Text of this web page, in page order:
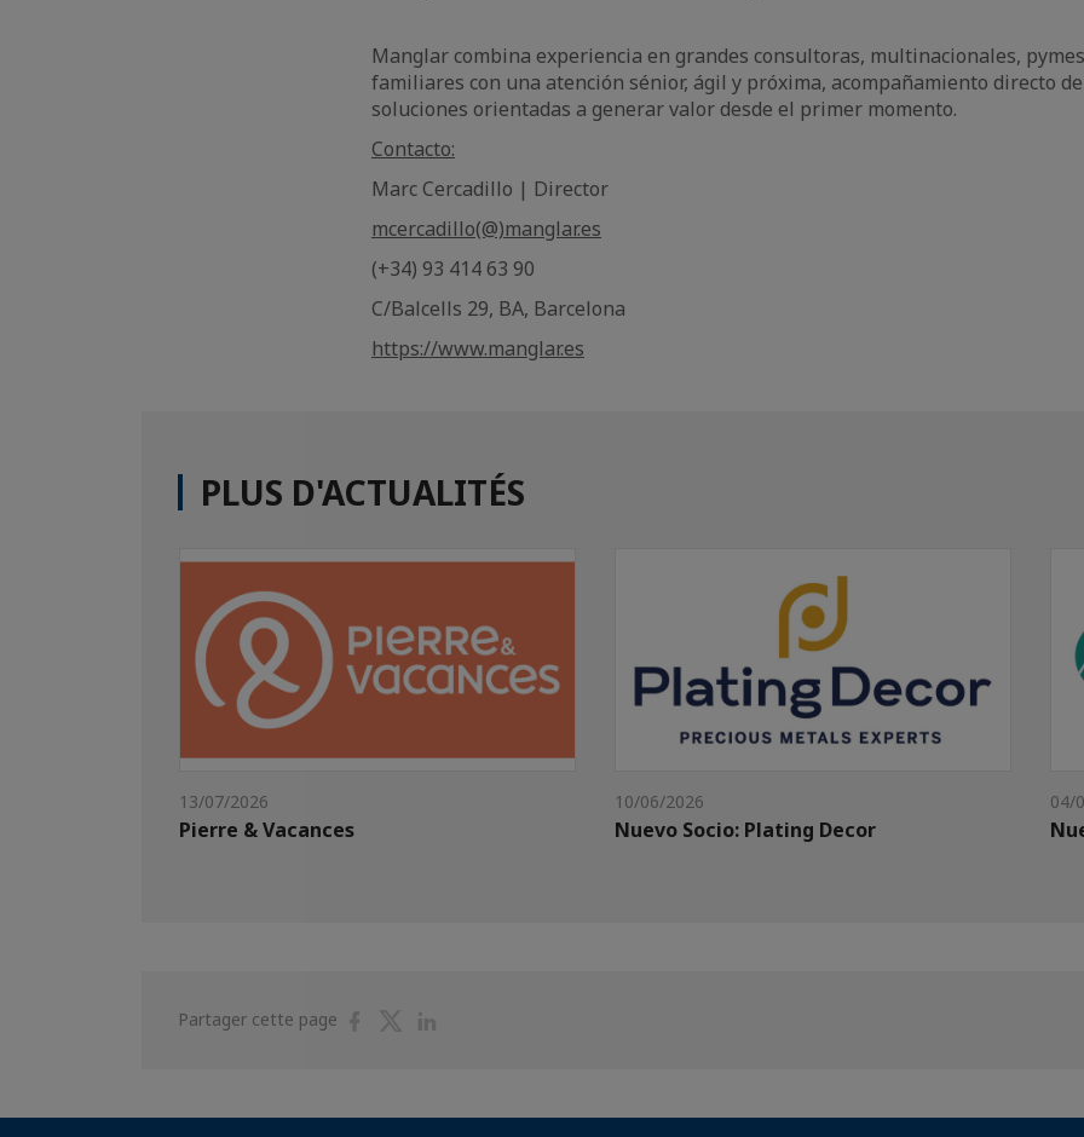
Manglar combina experiencia en grandes consultoras, multinacionales,
familiares con una atención sénior, ágil y próxima, acompañamiento directo
soluciones orientadas a generar valor desde el primer momento.
Contacto:
Marc Cercadillo | Director
mcercadillo(@)manglar.es
(+34) 93 414 63 90
C/Balcells 29, BA, Barcelona
https://www.manglar.es
PLUS D'ACTUALITÉS
13/07/2026
Pierre & Vacances
10/06/2026
Nuevo Socio: Plating Decor
04/
Partager cette page
PartagerPartager